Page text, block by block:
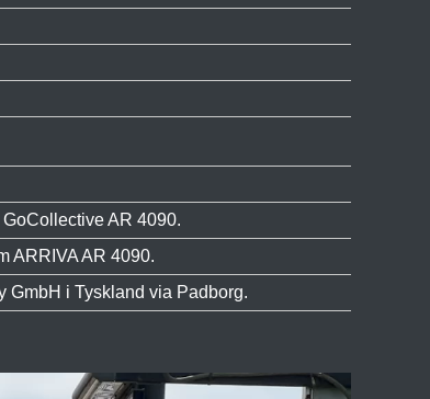
AR 4090.
ARRIVA AR 4090.
GmbH i Tyskland via Padborg.